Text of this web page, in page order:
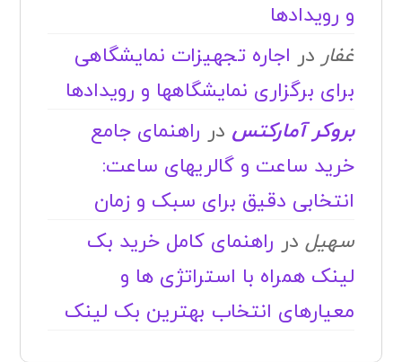
و رویدادها
غفار در اجاره تجهیزات نمایشگاهی
برای برگزاری نمایشگاهها و رویدادها
بروکر آمارکتس در راهنمای جامع
خرید ساعت و گالریهای ساعت:
انتخابی دقیق برای سبک و زمان
سهیل در راهنمای کامل خرید بک
لینک همراه با استراتژی ها و
معیارهای انتخاب بهترین بک لینک